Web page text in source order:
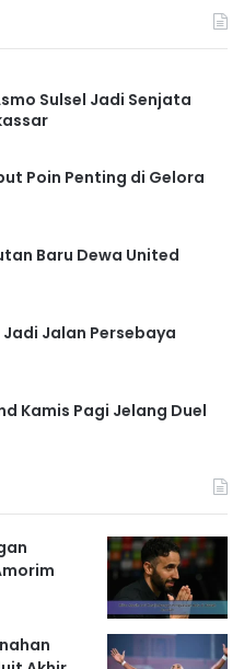
Sulsel Jadi Senjata
Poin Penting di Gelora
Baru Dewa United
Jalan Persebaya
Kamis Pagi Jelang Duel